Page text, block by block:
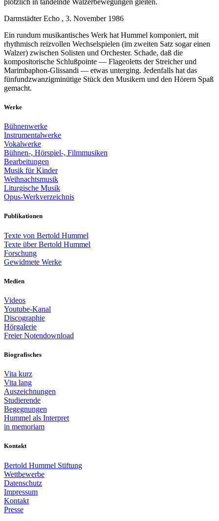
Darmstädter Echo , 3. November 1986
Ein rundum musikantisches Werk hat Hummel komponiert, mit
rhythmisch reizvollen Wechselspielen (im zweiten Satz sogar einen
Walzer) zwischen Solisten und Orchester. Schade, daß die
kompositorische Schlußpointe — Flageoletts der Streicher und
Marimbaphon-Glissandi — etwas unterging. Jedenfalls hat das
fünfundzwanzigminütige Stück den Musikern und den Hörern Spaß
gemacht.
Werke
Bühnenwerke
Instrumentalwerke
Vokalwerke
Bühnen-, Hörspiel-, Filmmusiken
Bearbeitungen
Musik für Kinder
Weihnachtsmusik
Liturgische Musik
Opus-Werkverzeichnis
Publikationen
Texte von Bertold Hummel
Texte über Bertold Hummel
Forschung
Gewidmete Werke
Medien
Videos
Youtube-Kanal
Discographie
Hörgalerie
Freier Notendownload
Biografisches
Vita kurz
Vita lang
Auszeichnungen
Studierende
Begegnungen
Hummel als Interpret
in memoriam
Kontakt
Bertold Hummel Stiftung
Wettbewerbe
Datenschutz
Impressum
Kontakt
Presse